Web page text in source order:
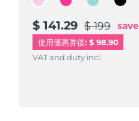
$ 141.29 $ 199 save
使用優惠券後: $ 98.90
VAT and duty incl.
$ 141.29 $ 199 save
VAT and duty incl.
$ 141.29 $ 199 save
VAT and duty incl.
$ 141.29 $ 199 save
VAT and duty incl.
羅馬尼亞
俄羅斯